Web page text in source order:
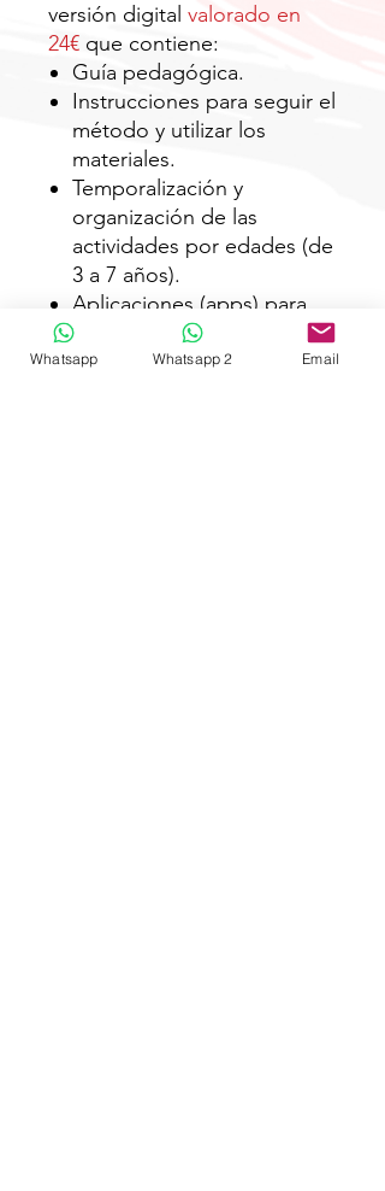
versión digital valorado en
24€ que contiene:
Guía pedagógica.
Instrucciones para seguir el
método y utilizar los
materiales.
Temporalización y
organización de las
actividades por edades (de
3 a 7 años).
Aplicaciones (apps) para
utilizar en el aula (juegos
informáticos grupales e
Whatsapp Whatsapp 2 Email